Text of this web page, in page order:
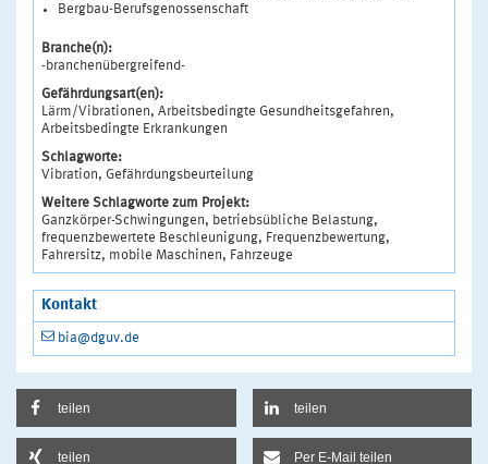
Bergbau-Berufsgenossenschaft
Branche(n):
-branchenübergreifend-
Gefährdungsart(en):
Lärm/Vibrationen, Arbeitsbedingte Gesundheitsgefahren,
Arbeitsbedingte Erkrankungen
Schlagworte:
Vibration, Gefährdungsbeurteilung
Weitere Schlagworte zum Projekt:
Ganzkörper-Schwingungen, betriebsübliche Belastung,
frequenzbewertete Beschleunigung, Frequenzbewertung,
Fahrersitz, mobile Maschinen, Fahrzeuge
Kontakt
bia@dguv.de
teilen teilen
teilen Per E-Mail teilen